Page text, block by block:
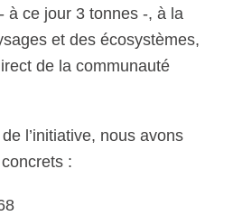
à ce jour 3 tonnes -, à la
et des écosystèmes,
de la communauté
l’initiative, nous avons
: